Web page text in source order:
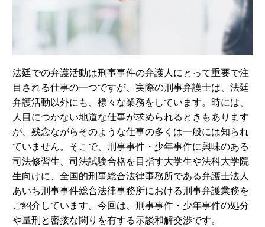
法廷での弁護活動は刑事事件の弁護人にとって重要で注
目される仕事の一つですが、実際の刑事弁護士は、法廷
弁護活動以外にも、様々な業務をしています。時には、
人目につかない地道な仕事が求められるときもあります
が、残念ながらそのような仕事の多くは一般には知られ
ていません。そこで、刑事事件・少年事件に興味のある
司法修習生、司法試験合格を目指す大学生や法科大学院
生向けに、全国的刑事総合法律事務所である弁護士法人
あいち刑事事件総合法律事務所における刑事弁護業務を
ご紹介しています。今回は、刑事事件・少年事件の処分
や量刑と密接な関りを有する示談和解交渉です。